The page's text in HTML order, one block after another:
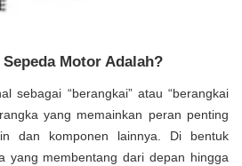
Motor Adalah?
sebagai “berangkai” atau “berangkai
yang memainkan peran penting
dan komponen lainnya. Di bentuk
yang membentang dari depan hingga